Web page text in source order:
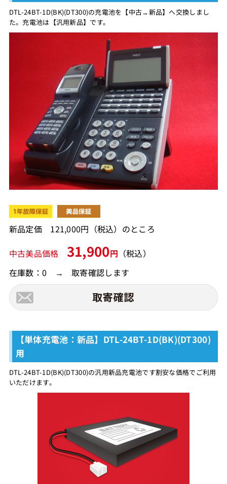
DTL-24BT-1D(BK)(DT300)の充電池を【中古→新品】へ交換しまし
た。充電池は【汎用新品】です。
新品定価 121,000円（税込）のところ
中古美品価格 31,900円 （税込）
在庫数：0 → 取寄確認します
【単体充電池：新品】DTL-24BT-1D(BK)(DT300)
用
DTL-24BT-1D(BK)(DT300)の汎用新品充電池です割安な価格でご利用
いただけます。